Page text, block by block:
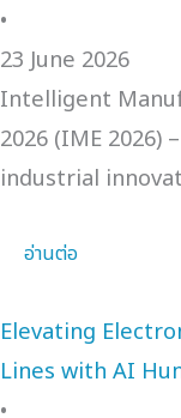
•
23 June 2026
Intelligent
2026 (IME
industrial
อ่านต่อ
Elevating
Lines with AI
•